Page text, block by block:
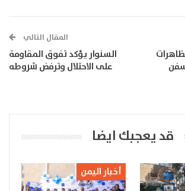
المقال التالي
السنوار يؤكد تفوق المقاومة
على الاحتلال وترفض شروطه
قد يعجبك ايضا
أخبار اليمن